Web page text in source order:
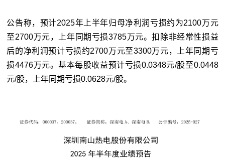
公告称，预计2025年上半年归母净利润亏损约为2100万元
至2700万元，上年同期亏损3785万元。扣除非经常性损益
后的净利润预计亏损约2700万元至3300万元，上年同期亏
损4476万元。基本每股收益预计亏损0.0348元/股至0.0448
元/股，上年同期亏损0.0628元/股。